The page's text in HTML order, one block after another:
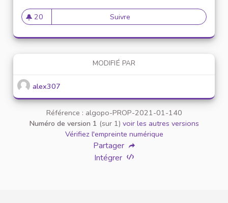
20
20 abonnés
Suivre Mise en place de référents
MODIFIÉ PAR
alex307
Référence : algopo-PROP-2021-01-140
Numéro de version 1 (sur 1) voir les autres versions
Vérifiez l'empreinte numérique
Partager
Intégrer